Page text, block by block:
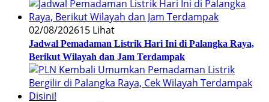
02/08/202615 Lihat
Jadwal Pemadaman Listrik Hari Ini di Palangka Raya,
Berikut Wilayah dan Jam Terdampak